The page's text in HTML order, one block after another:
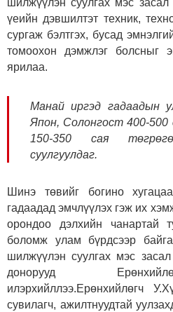
шилжүүлэн суулгах мэс
үеийн дэвшилтэт техник,
сургаж бэлтгэх, бусад
томоохон дэмжлэг болсныг
ярилаа.
Манай иргэд гадаадын
Япон, Солонгост 400-500
150-350 сая
суулгуулдаг.
Шинэ төвийг богино
гадаадад эмчлүүлэх гэж их
орондоо дэлхийн чанартай
боломж улам бүрдсээр
шилжүүлэн суулгах мэс
донорууд
илэрхийллээ.Ерөнхийлөгч
сувилагч, ажилтнуудтай